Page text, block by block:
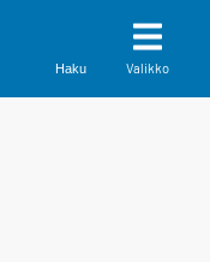
Haku Valikko